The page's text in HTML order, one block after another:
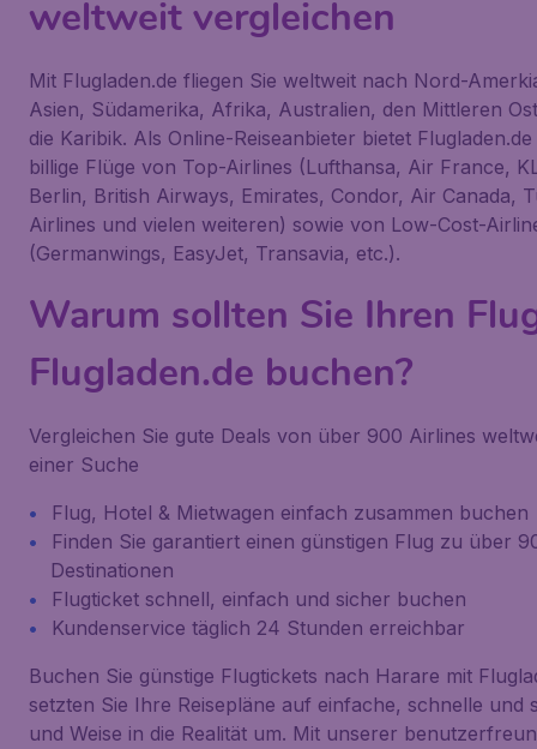
weltweit vergleichen
Mit Flugladen.de fliegen Sie weltweit nach Nord-
Asien, Südamerika, Afrika, Australien, den Mittleren
die Karibik. Als Online-Reiseanbieter bietet
billige Flüge von Top-Airlines (Lufthansa, Air France,
Berlin, British Airways, Emirates, Condor, Air Canada,
Airlines und vielen weiteren) sowie von Low-Cost-
(Germanwings, EasyJet, Transavia, etc.).
Warum sollten Sie Ihren
Flugladen.de buchen?
Vergleichen Sie gute Deals von über 900 Airlines
einer Suche
Flug, Hotel & Mietwagen einfach zusammen buchen
Finden Sie garantiert einen günstigen Flug zu über
Destinationen
Flugticket schnell, einfach und sicher buchen
Kundenservice täglich 24 Stunden erreichbar
Buchen Sie günstige Flugtickets nach Harare mit
setzten Sie Ihre Reisepläne auf einfache, schnelle und
und Weise in die Realität um. Mit unserer